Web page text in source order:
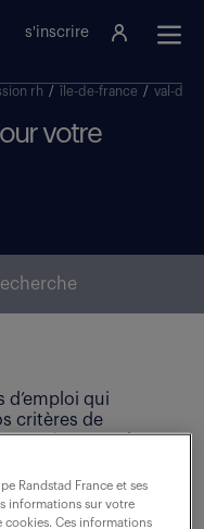
s'inscrire
rh / île-de-france / val-de-
votre
d’emploi qui
critères de
créez une alerte
Randstad France et ses
informations sur votre
cookies. Ces informations